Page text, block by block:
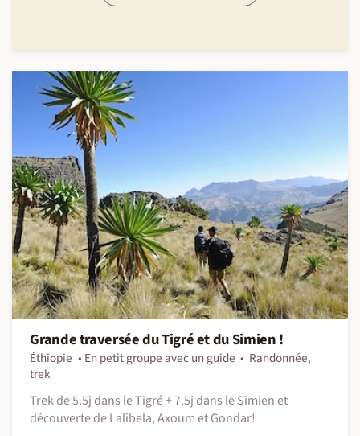
Grande traversée du Tigré et du Simien !
Éthiopie En petit groupe avec un guide
Randonnée,
trek
Trek de 5.5j dans le Tigré + 7.5j dans le Simien et
découverte de Lalibela, Axoum et Gondar!